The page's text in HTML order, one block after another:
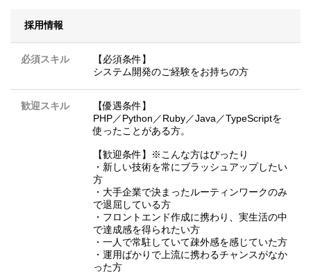
採用情報
必須スキル
【必須条件】
システム開発のご経験をお持ちの方
歓迎スキル
【優遇条件】
PHP／Python／Ruby／Java／TypeScriptを
使ったことがある方。
【歓迎条件】※こんな方はぴったり
・新しい技術を常にブラッシュアップしたい
方
・大手企業で決まったルーティンワークのみ
で退屈している方
・フロントエンド作成に携わり、実生活の中
で達成感を得られたい方
・一人で常駐していて疎外感を感じていた方
・運用ばかりで上流に携わるチャンスがなか
った方